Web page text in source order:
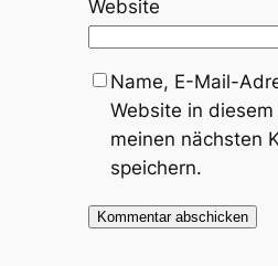
Website
Name, E-Mail-
Website in
meinen nächsten
speichern.